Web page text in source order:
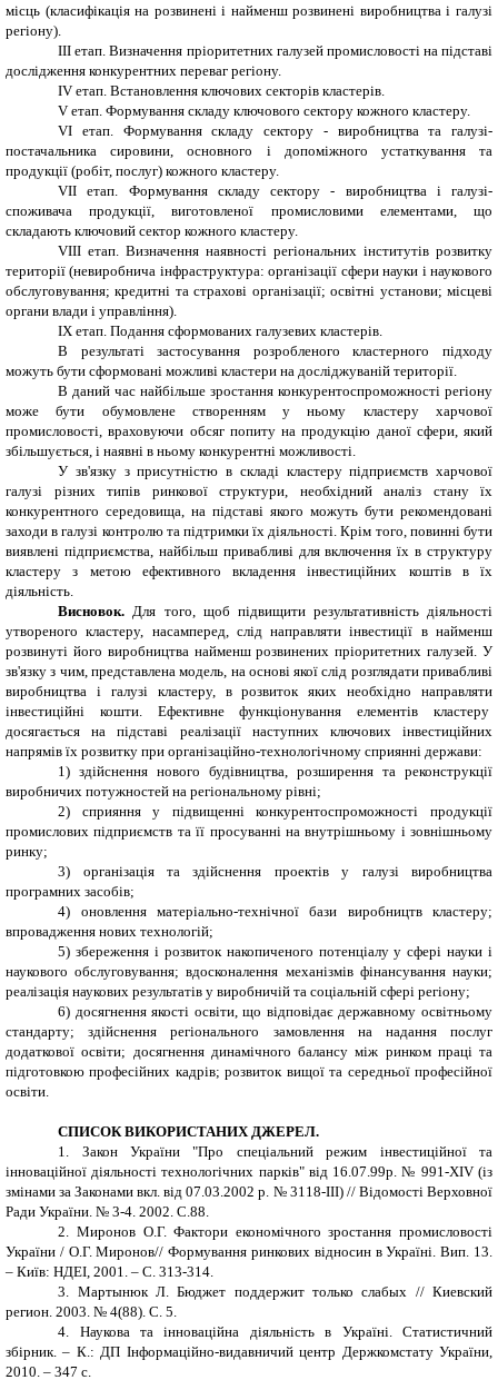
місць (класифікація на розвинені і найменш розвинені виробництва і галузі
регіону).
III етап. Визначення пріоритетних галузей промисловості на підставі
дослідження конкурентних переваг регіону.
IV етап. Встановлення ключових секторів кластерів.
V етап. Формування складу ключового сектору кожного кластеру.
VI етап. Формування складу сектору - виробництва та галузі-
постачальника сировини, основного і допоміжного устаткування та
продукції (робіт, послуг) кожного кластеру.
VII етап. Формування складу сектору - виробництва і галузі-
споживача продукції, виготовленої промисловими елементами, що
складають ключовий сектор кожного кластеру.
VIII етап. Визначення наявності регіональних інститутів розвитку
території (невиробнича інфраструктура: організації сфери науки і наукового
обслуговування; кредитні та страхові організації; освітні установи; місцеві
органи влади і управління).
IX етап. Подання сформованих галузевих кластерів.
В результаті застосування розробленого кластерного підходу
можуть бути сформовані можливі кластери на досліджуваній території.
В даний час найбільше зростання конкурентоспроможності регіону
може бути обумовлене створенням у ньому кластеру харчової
промисловості, враховуючи обсяг попиту на продукцію даної сфери, який
збільшується, і наявні в ньому конкурентні можливості.
У зв'язку з присутністю в складі кластеру підприємств харчової
галузі різних типів ринкової структури, необхідний аналіз стану їх
конкурентного середовища, на підставі якого можуть бути рекомендовані
заходи в галузі контролю та підтримки їх діяльності. Крім того, повинні бути
виявлені підприємства, найбільш привабливі для включення їх в структуру
кластеру з метою ефективного вкладення інвестиційних коштів в їх
діяльність.
Висновок. Для того, щоб підвищити результативність діяльності
утвореного кластеру, насамперед, слід направляти інвестиції в найменш
розвинуті його виробництва найменш розвинених пріоритетних галузей. У
зв'язку з чим, представлена модель, на основі якої слід розглядати привабливі
виробництва і галузі кластеру, в розвиток яких необхідно направляти
інвестиційні кошти. Ефективне функціонування елементів кластеру
досягається на підставі реалізації наступних ключових інвестиційних
напрямів їх розвитку при організаційно-технологічному сприянні держави:
1) здійснення нового будівництва, розширення та реконструкції
виробничих потужностей на регіональному рівні;
2) сприяння у підвищенні конкурентоспроможності продукції
промислових підприємств та її просуванні на внутрішньому і зовнішньому
ринку;
3) організація та здійснення проектів у галузі виробництва
програмних засобів;
4) оновлення матеріально-технічної бази виробництв кластеру;
впровадження нових технологій;
5) збереження і розвиток накопиченого потенціалу у сфері науки і
наукового обслуговування; вдосконалення механізмів фінансування науки;
реалізація наукових результатів у виробничій та соціальній сфері регіону;
6) досягнення якості освіти, що відповідає державному освітньому
стандарту; здійснення регіонального замовлення на надання послуг
додаткової освіти; досягнення динамічного балансу між ринком праці та
підготовкою професійних кадрів; розвиток вищої та середньої професійної
освіти.
СПИСОК ВИКОРИСТАНИХ ДЖЕРЕЛ.
1.
Закон України "Про спеціальний режим інвестиційної та
інноваційної діяльності технологічних парків" від 16.07.99р. № 991-XIV (із
змінами за Законами вкл. від 07.03.2002 р. № 3118-ІІІ) // Відомості Верховної
Ради України. № 3-4. 2002. С.88.
2.
Миронов О.Г. Фактори економічного зростання промисловості
України / О.Г. Миронов// Формування ринкових відносин в Україні. Вип. 13.
– Київ: НДЕІ, 2001. – С. 313-314.
3.
Мартынюк Л. Бюджет поддержит только слабых // Киевский
регион. 2003. № 4(88). С. 5.
4.
Наукова та інноваційна діяльність в Україні. Статистичний
збірник. – К.: ДП Інформаційно-видавничий центр Держкомстату України,
2010. – 347 с.